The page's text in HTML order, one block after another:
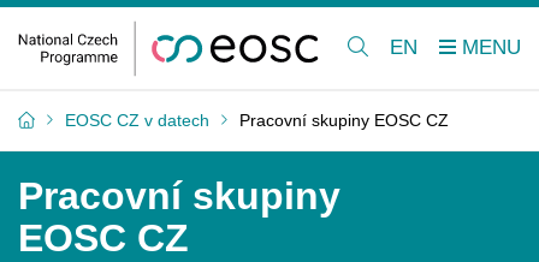
EN
EOSC CZ v datech Pracovní skupiny EOSC CZ
Pracovní skupiny
EOSC CZ